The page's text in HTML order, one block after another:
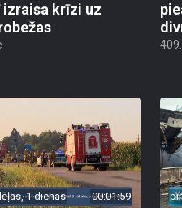
krīzi uz
1 dienas 00:01:59